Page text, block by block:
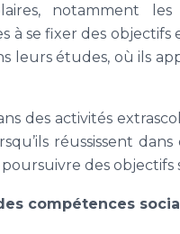
notamment
à se fixer des
leurs études, où ils
des activités
réussissent
des objectifs
compétences